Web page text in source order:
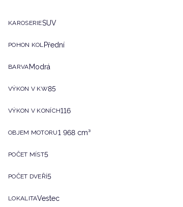
KAROSERIESUV
POHON KOL Přední
BARVA Modrá
VÝKON V KW85
VÝKON V KONÍCH116
OBJEM MOTORU1 968 cm³
POČET MÍST5
POČET DVEŘÍ5
LOKALITAVestec